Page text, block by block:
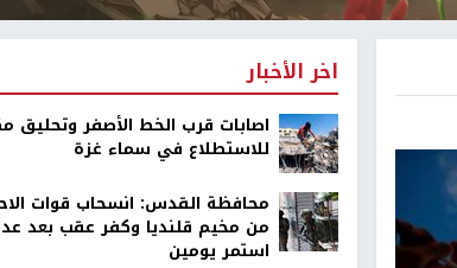
اخر الأخبار
اصابات قرب الخط الأصفر وتحليق
للاستطلاع في سماء غزة
محافظة القدس: انسحاب قوات
من مخيم قلنديا وكفر عقب بعد
استمر يومين